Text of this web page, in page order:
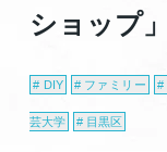
ショップ」
DIY ファミリー
芸大学 目黒区